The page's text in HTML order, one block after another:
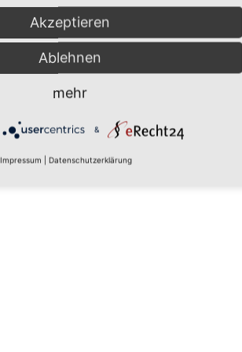
Akzeptieren
Ablehnen
mehr
&
Impressum Datenschutzerklärung